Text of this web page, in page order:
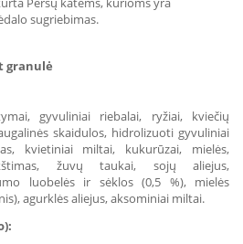
sugriebimas.
granulė
gyvuliniai riebalai, ryžiai, kviečių
skaidulos, hidrolizuoti gyvuliniai
kvietiniai miltai, kukurūzai, mielės,
žuvų taukai, sojų aliejus,
luobelės ir sėklos (0,5 %), mielės
agurklės aliejus, aksominiai miltai.